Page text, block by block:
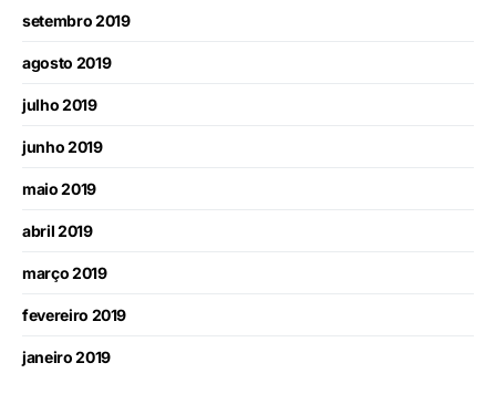
setembro 2019
agosto 2019
julho 2019
junho 2019
maio 2019
abril 2019
março 2019
fevereiro 2019
janeiro 2019